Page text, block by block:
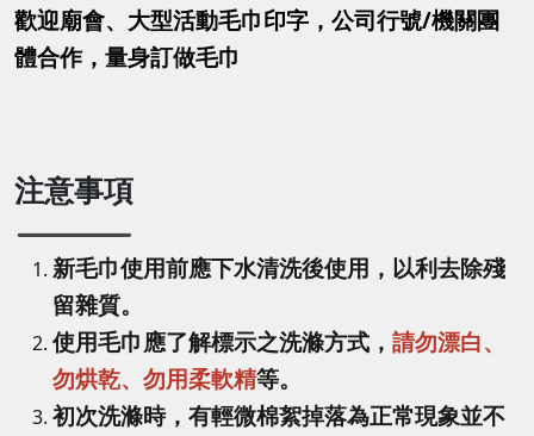
歡迎廟會、大型活動毛巾印字，公司行號/機關團
體合作，量身訂做毛巾
注意事項
新毛巾使用前應下水清洗後使用，以利去除殘
留雜質。
使用毛巾應了解標示之洗滌方式， 請勿漂白、
勿烘乾、勿用柔軟精等。
初次洗滌時，有輕微棉絮掉落為正常現象並不